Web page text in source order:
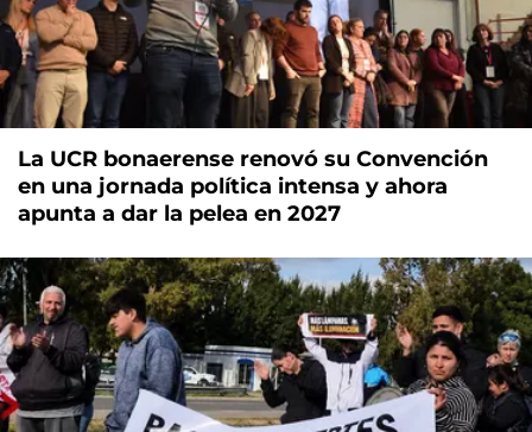
La UCR bonaerense renovó su Convención
en una jornada política intensa y ahora
apunta a dar la pelea en 2027